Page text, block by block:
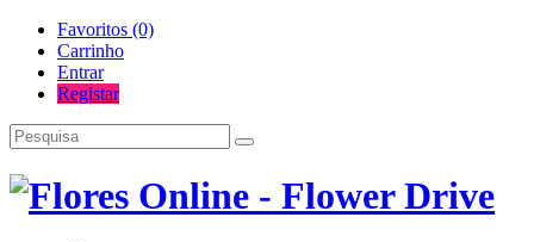
Favoritos (0)
Carrinho
Entrar
Registar